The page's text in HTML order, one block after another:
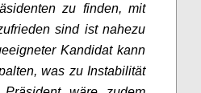
zu finden, mit
sind ist nahezu
Kandidat kann
was zu Instabilität